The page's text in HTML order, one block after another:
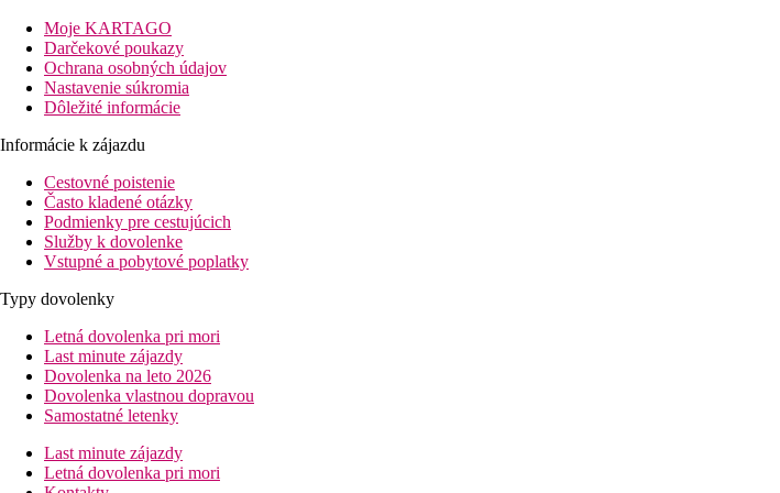
letisko: 21,5 km
centrum: 4 km
nákupné možnosti: 200 m
Popis izby
individuálne ovládateľná klimatizácia (hlavná sezóna)
TV/sat.
chladnička
kúpeľňa/WC
trezor
Ostatné typy izieb(pokiaľ nie je uvedené inak, majú izby vyššie uvedené vybavenie)
vstupná hala s recepciou
hlavná reštaurácia
bar
maurská kaviareň
bar pri bazéne
obchod so suvenírmi
bazén (lehátka a slnečníky zadarmo)
Moje KARTAGO
Darčekové poukazy
Ochrana osobných údajov
Nastavenie súkromia
Dôležité informácie
Informácie k zájazdu
Cestovné poistenie
Často kladené otázky
Podmienky pre cestujúcich
Služby k dovolenke
Vstupné a pobytové poplatky
Typy dovolenky
Letná dovolenka pri mori
Last minute zájazdy
Dovolenka na leto 2026
Dovolenka vlastnou dopravou
Samostatné letenky
Last minute zájazdy
Letná dovolenka pri mori